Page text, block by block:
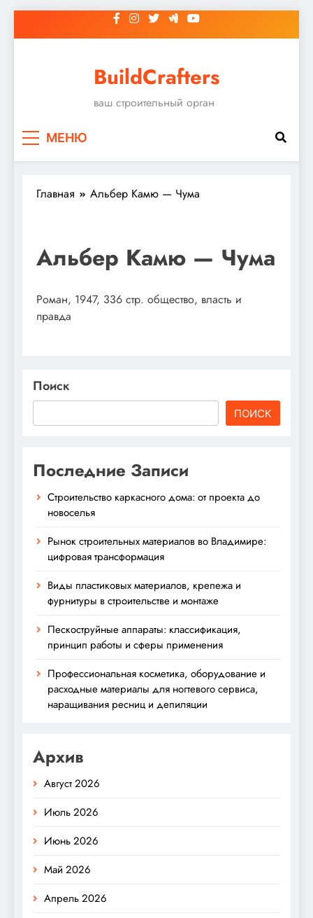
к
BuildCrafters
ваш строительный орган
МЕНЮ
Главная Альбер Камю — Чума
Альбер Камю — Чума
Роман, 1947, 336 стр. общество, власть и
правда
Поиск
ПОИСК
Последние Записи
Строительство каркасного дома: от проекта до
новоселья
Рынок строительных материалов во Владимире:
цифровая трансформация
Виды пластиковых материалов, крепежа и
фурнитуры в строительстве и монтаже
Пескоструйные аппараты: классификация,
принцип работы и сферы применения
Профессиональная косметика, оборудование и
расходные материалы для ногтевого сервиса,
наращивания ресниц и депиляции
Архив
Август 2026
Июль 2026
Июнь 2026
Май 2026
Апрель 2026